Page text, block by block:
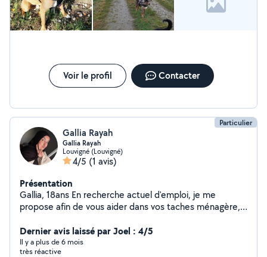
Voir le profil Contacter
Particulier
Gallia Rayah
Gallia Rayah
Louvigné (Louvigné)
4/5 (1 avis)
Présentation
Gallia, 18ans En recherche actuel d'emploi, je me
propose afin de vous aider dans vos taches ménagère,
animaux ! N'hésitez pas à me contacter
Dernier avis laissé par Joel : 4/5
Il y a plus de 6 mois
très réactive